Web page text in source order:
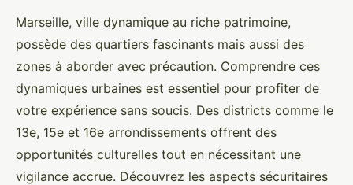
Quartiers chauds à marseille : ce
qu'il faut savoir pour votre
sécurité
Romy•18 avril 2025 •5 min de lecture
Marseille, ville dynamique au riche patrimoine,
possède des quartiers fascinants mais aussi des
zones à aborder avec précaution. Comprendre ces
dynamiques urbaines est essentiel pour profiter de
votre expérience sans soucis. Des districts comme le
13e, 15e et 16e arrondissements offrent des
opportunités culturelles tout en nécessitant une
vigilance accrue. Découvrez les aspects sécuritaires